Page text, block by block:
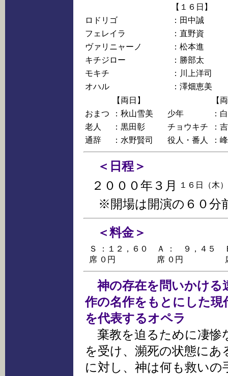
【１６日】
ロドリゴ
：田中誠
フェレイラ
：直野資
ヴァリニャーノ
：松本進
キチジロー
：勝部太
モキチ
：川上洋司
オハル
：澤畑恵美
【両日】
【
おまつ
：秋山雪美 少年
：
老人
：黒田彰 チョウキチ
：
通辞
：水野賢司 役人・番人 ：
＜日程＞
２０００年３月
１６日（木
※開場は開演の６０分
＜料金＞
Ｓ
席
：１２，６０
０円
Ａ
席
： ９，４５
０円
神の存在を問いかける
作の名作をもとにした現
を代表するオペラ
棄教を迫るために凄惨
を受け、瀕死の状態にあ
に対し、神は何も救いの